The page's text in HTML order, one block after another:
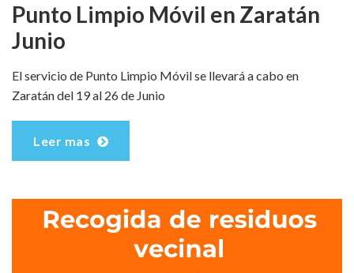
Punto Limpio Móvil en Zaratán
Junio
El servicio de Punto Limpio Móvil se llevará a cabo en
Zaratán del 19 al 26 de Junio
Leer mas